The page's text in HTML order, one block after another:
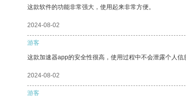
这款软件的功能非常强大，使用起来非常方便。
2024-08-02
游客
这款加速器app的安全性很高，使用过程中不会泄露个人
2024-08-02
游客